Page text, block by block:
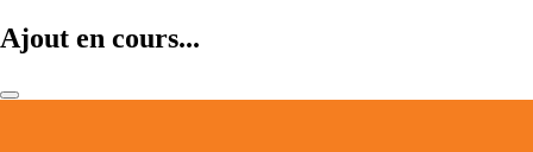
Ajout en cours...